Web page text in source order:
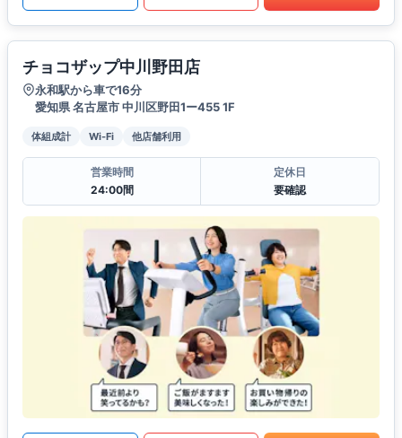
チョコザップ中川野田店
永和駅から車で16分
愛知県 名古屋市 中川区野田1ー455 1F
体組成計 Wi-Fi 他店舗利用
営業時間
24:00間
定休日
要確認